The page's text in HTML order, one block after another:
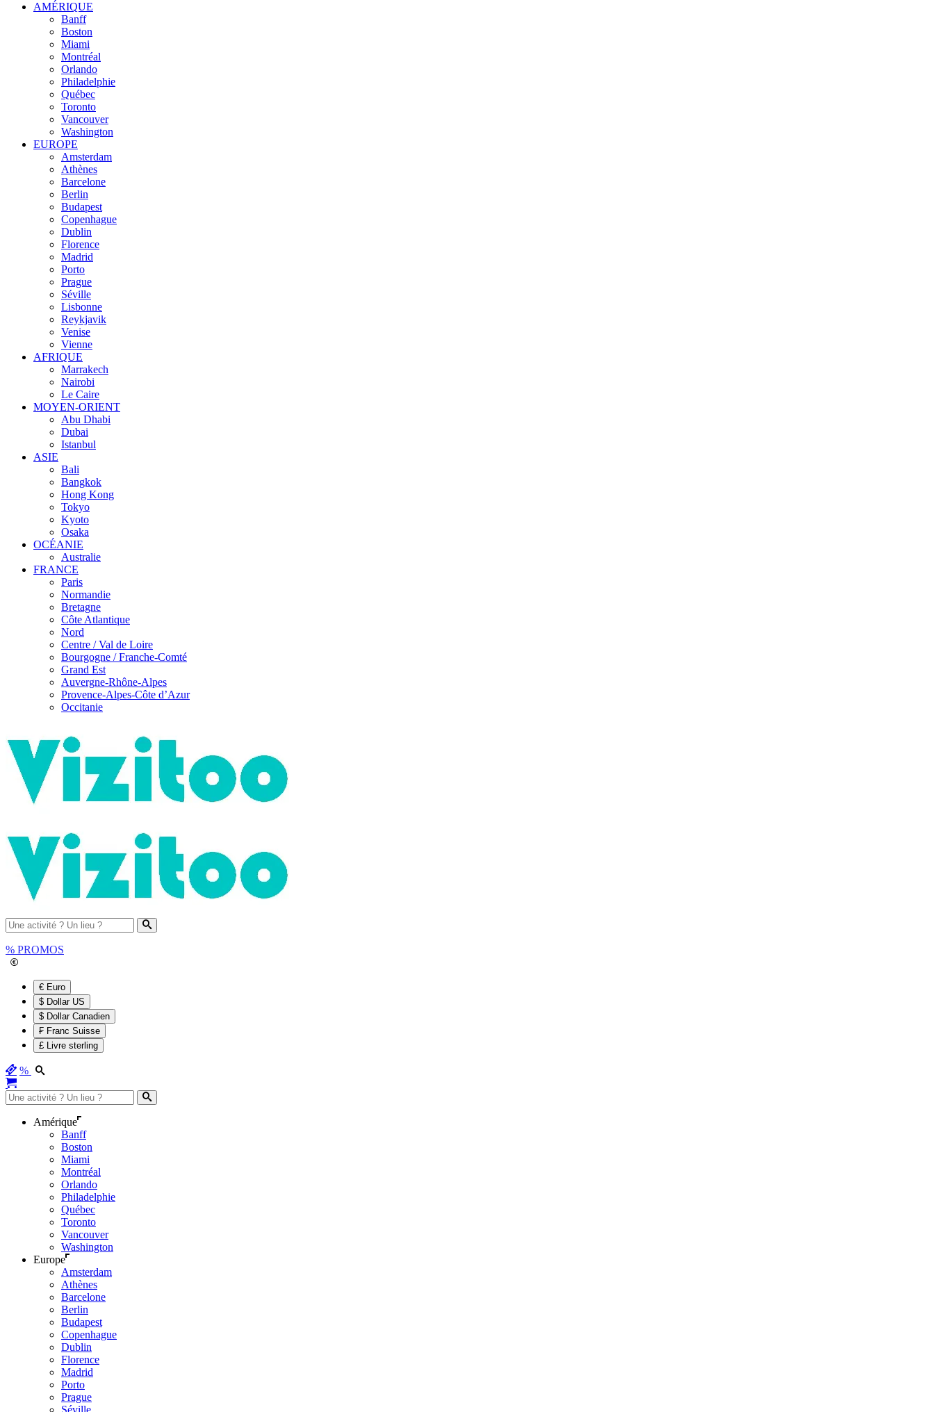
AMÉRIQUE
Banff
Boston
Miami
Montréal
Orlando
Philadelphie
Québec
Toronto
Vancouver
Washington
EUROPE
Amsterdam
Athènes
Barcelone
Berlin
Budapest
Copenhague
Dublin
Florence
Madrid
Porto
Prague
Séville
Lisbonne
Reykjavik
Venise
Vienne
AFRIQUE
Marrakech
Nairobi
Le Caire
MOYEN-ORIENT
Abu Dhabi
Dubai
Istanbul
ASIE
Bali
Bangkok
Hong Kong
Tokyo
Kyoto
Osaka
OCÉANIE
Australie
FRANCE
Paris
Normandie
Bretagne
Côte Atlantique
Nord
Centre / Val de Loire
Bourgogne / Franche-Comté
Grand Est
Auvergne-Rhône-Alpes
Provence-Alpes-Côte d’Azur
Occitanie
% PROMOS
€ Euro
$ Dollar US
$ Dollar Canadien
₣ Franc Suisse
£ Livre sterling
%
Amérique
Banff
Boston
Miami
Montréal
Orlando
Philadelphie
Québec
Toronto
Vancouver
Washington
Europe
Amsterdam
Athènes
Barcelone
Berlin
Budapest
Copenhague
Dublin
Florence
Madrid
Porto
Prague
Séville